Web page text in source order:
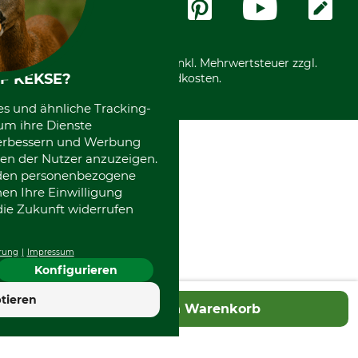
In den Warenkorb
International
*Alle Preise in Euro und inkl. Mehrwertsteuer zzgl.
Versandkosten.
KEKSE?
und ähnliche Tracking-
ihre Dienste
und Werbung
der Nutzer anzuzeigen.
personenbezogene
Ihre Einwilligung
Zukunft widerrufen
Impressum
Konfigurieren